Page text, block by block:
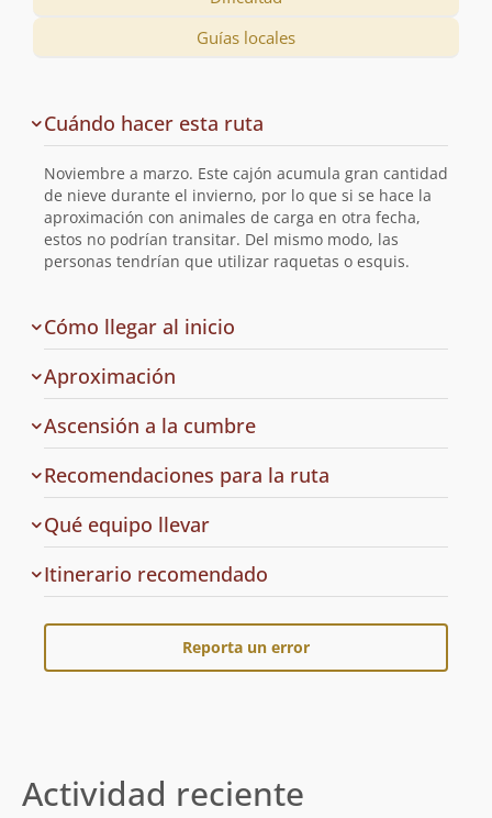
Guías locales
de
la
ruta
Cuándo hacer esta ruta
Noviembre a marzo. Este cajón acumula gran cantidad
de nieve durante el invierno, por lo que si se hace la
aproximación con animales de carga en otra fecha,
estos no podrían transitar. Del mismo modo, las
personas tendrían que utilizar raquetas o esquis.
Cómo llegar al inicio
la
Aproximación
Ascensión a la cumbre
Recomendaciones para la ruta
Qué equipo llevar
Cuál
es
Itinerario recomendado
Reporta un error
Actividad reciente